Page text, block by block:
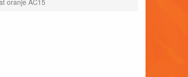
oranje AC15